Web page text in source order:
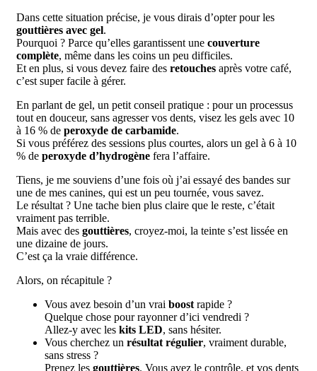
Dans cette situation précise, je vous dirais d’opter pour les
gouttières avec gel.
Pourquoi ? Parce qu’elles garantissent une couverture
complète, même dans les coins un peu difficiles.
Et en plus, si vous devez faire des retouches après votre café,
c’est super facile à gérer.
En parlant de gel, un petit conseil pratique : pour un processus
tout en douceur, sans agresser vos dents, visez les gels avec 10
à 16 % de peroxyde de carbamide.
Si vous préférez des sessions plus courtes, alors un gel à 6 à 10
% de peroxyde d’hydrogène fera l’affaire.
Tiens, je me souviens d’une fois où j’ai essayé des bandes sur
une de mes canines, qui est un peu tournée, vous savez.
Le résultat ? Une tache bien plus claire que le reste, c’était
vraiment pas terrible.
Mais avec des gouttières, croyez-moi, la teinte s’est lissée en
une dizaine de jours.
C’est ça la vraie différence.
Alors, on récapitule ?
Vous avez besoin d’un vrai boost rapide ?
Quelque chose pour rayonner d’ici vendredi ?
Allez-y avec les kits LED, sans hésiter.
Vous cherchez un résultat régulier, vraiment durable,
sans stress ?
Prenez les gouttières. Vous avez le contrôle, et vos dents